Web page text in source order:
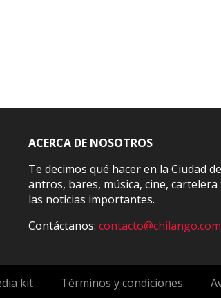
ACERCA DE NOSOTROS
Te decimos qué hacer en la Ciudad
antros, bares, música, cine,
las noticias importantes.
Contáctanos:contacto@chilango.com
kit Términos y condiciones